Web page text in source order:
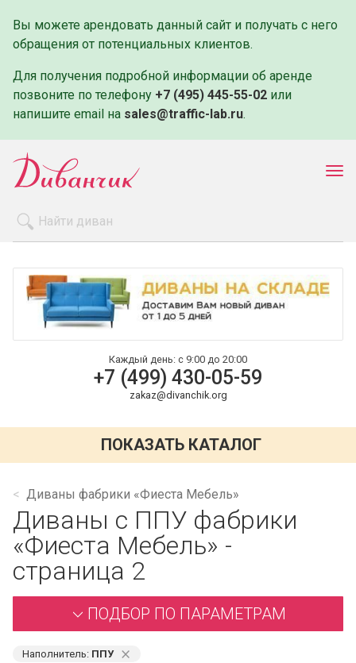
Вы можете арендовать данный сайт и получать с него
обращения от потенциальных клиентов.
Для получения подробной информации об аренде
позвоните по телефону +7 (495) 445-55-02 или
напишите email на sales@traffic-lab.ru.
Оплата и доставка
Контакты
Каждый день: с 9:00 до 20:00
+7 (499) 430-05-59
zakaz@divanchik.org
ПОКАЗАТЬ КАТАЛОГ
Диваны фабрики «Фиеста Мебель»
Диваны с ППУ фабрики
«Фиеста Мебель» -
страница 2
ПОДБОР ПО ПАРАМЕТРАМ
Наполнитель: ППУ ⨯